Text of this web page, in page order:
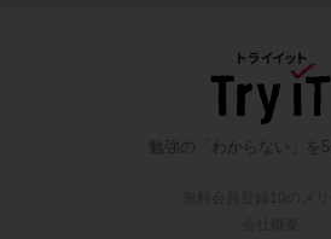
勉強の「わからない」を